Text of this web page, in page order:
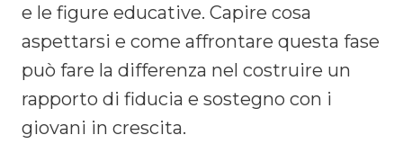
e le figure educative. Capire cosa
aspettarsi e come affrontare questa fase
può fare la differenza nel costruire un
rapporto di fiducia e sostegno con i
giovani in crescita.